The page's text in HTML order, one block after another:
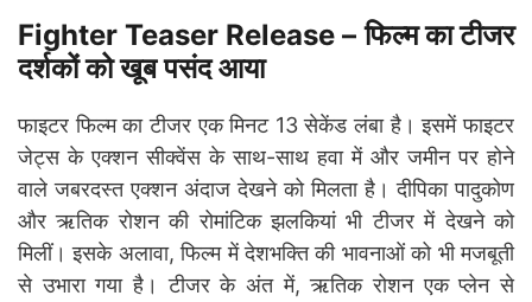
Fighter Teaser Release –फिल्म का टीजर
दर्शकों को खूब पसंद आया
फाइटर फिल्म का टीजर एक मिनट 13 सेकेंड लंबा है। इसमें फाइटर
जेट्स के एक्शन सीक्वेंस के साथ-साथ हवा में और जमीन पर होने
वाले जबरदस्त एक्शन अंदाज देखने को मिलता है। दीपिका पादुकोण
और ऋतिक रोशन की रोमांटिक झलकियां भी टीजर में देखने को
मिलीं। इसके अलावा, फिल्म में देशभक्ति की भावनाओं को भी मजबूती
से उभारा गया है। टीजर के अंत में, ऋतिक रोशन एक प्लेन से